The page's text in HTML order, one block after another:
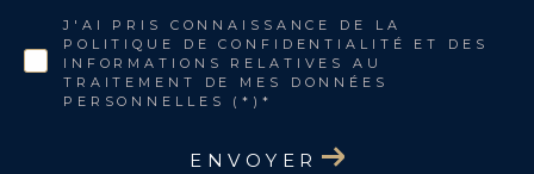
J'AI PRIS CONNAISSANCE DE LA
POLITIQUE DE CONFIDENTIALITÉ ET DES
INFORMATIONS RELATIVES AU
TRAITEMENT DE MES DONNÉES
PERSONNELLES (*)*
ENVOYER